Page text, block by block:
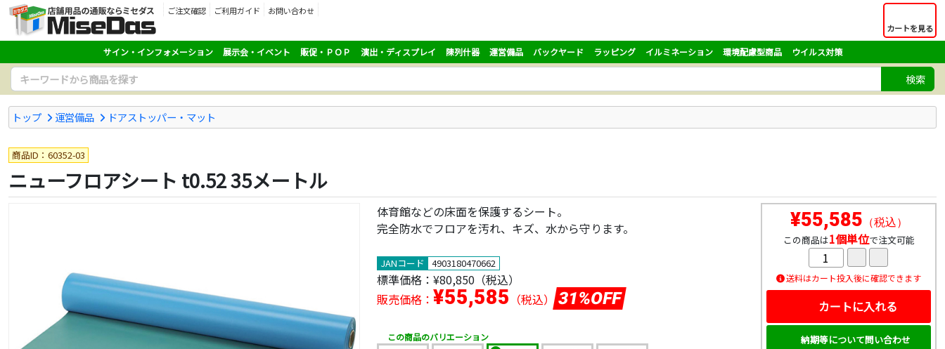
ご注文確認 ご利用ガイド
お問い合わせ
カートを見る
サイン・インフォメーション 展示会・イベント 販促・ＰＯＰ 演出・ディスプレイ 陳列什器 運営備品 バックヤード ラッピング イルミネーション 環境配慮型商品 ウイルス対策
検索
トップ 運営備品 ドアストッパー・マット
商品ID：60352-03
ニューフロアシート t0.52 35メートル
体育館などの床面を保護するシート。
完全防水でフロアを汚れ、キズ、水から守ります。
JANコード 4903180470662
標準価格： ¥80,850 （税込）
販売価格： ¥55,585 （税込） 31%OFF
この商品のバリエーション
¥55,585 （税込）
この商品は1個単位で注文可能
送料はカート投入後に確認できます
カートに入れる
納期等について問い合わせ